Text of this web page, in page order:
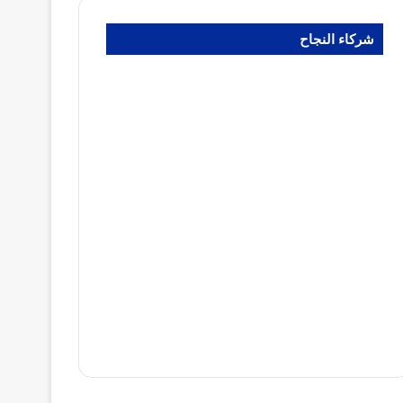
شركاء النجاح